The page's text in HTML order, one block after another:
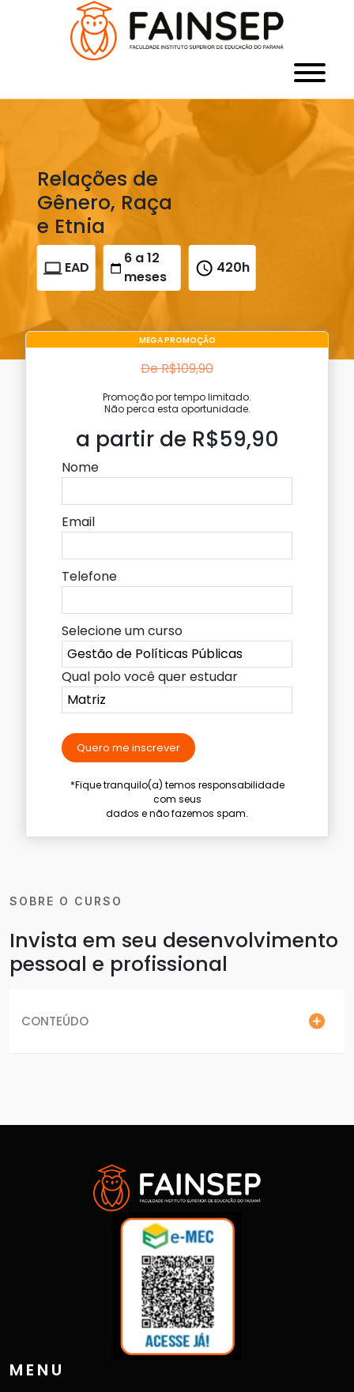
Relações de
Gênero, Raça
e Etnia
EAD
6 a 12
meses
420h
SOBRE O CURSO
Invista em seu desenvolvimento
pessoal e profissional
CONTEÚDO
MEGA PROMOÇÃO
De R$109,90
Promoção por tempo limitado.
Não perca esta oportunidade.
a partir de R$59,90
Nome
Email
Telefone
Selecione um curso
Qual polo você quer estudar
Quero me inscrever
*Fique tranquilo(a) temos responsabilidade
com seus
dados e não fazemos spam.
MENU